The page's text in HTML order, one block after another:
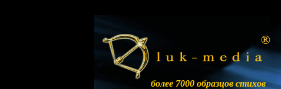
более 7000 образцов стихов